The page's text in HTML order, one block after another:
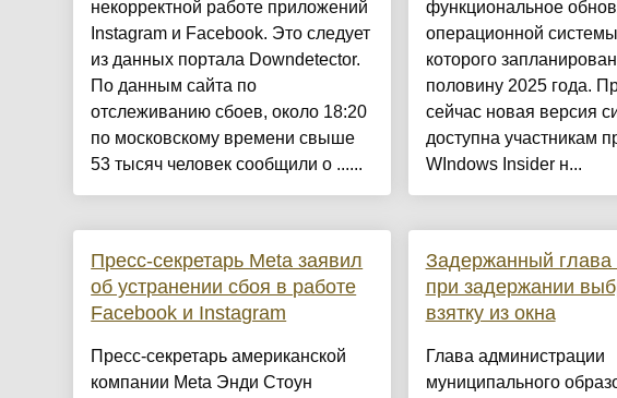
некорректной работе приложений
Instagram и Facebook. Это следует
из данных портала Downdetector.
По данным сайта по
отслеживанию сбоев, около 18:20
по московскому времени свыше
53 тысяч человек сообщили о ......
Пресс-секретарь Meta заявил
об устранении сбоя в работе
Facebook и Instagram
Пресс-секретарь американской
компании Meta Энди Стоун
функциональное
операционной
которого
половину 2025 года.
сейчас новая версия
доступна участникам
WIndows Insider н...
Задержанный глава
при задержании
взятку из окна
Глава администрации
муниципального